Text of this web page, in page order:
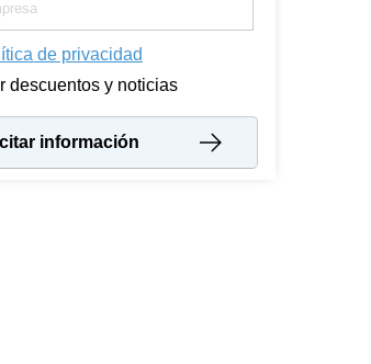
de privacidad
descuentos y noticias